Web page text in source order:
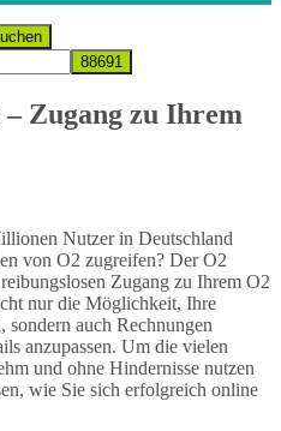
Zugang zu Ihrem
Nutzer in Deutschland
von O2 zugreifen? Der O2
Zugang zu Ihrem O2
nur die Möglichkeit, Ihre
auch Rechnungen
anzupassen. Um die vielen
und ohne Hindernisse nutzen
wie Sie sich erfolgreich online